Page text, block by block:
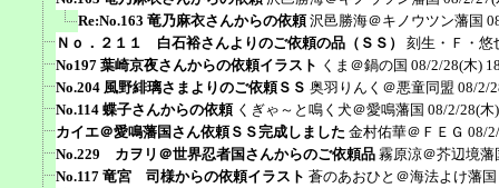
Re:No.163 竜乃麻衣さんからの依頼 沢邑勝海＠キノウツン藩国
Ｎｏ．２１１ 白石裕さんよりのご依頼の品（ＳＳ）
刻生・Ｆ・悠
No197 葉崎京夜さんからの依頼イラスト くま＠鍋の国 08/2/28(木)
No.204 風野緋璃さまよりのご依頼ＳＳ 奥羽りんく＠悪童同盟 08/2/
No.114 蝶子さんからの依頼 くぎゃ～と鳴く犬＠愛鳴藩国 08/2/28(木
カイエ＠愛鳴藩国さん依頼ＳＳ完成しました 金村佑華＠ＦＥＧ 08/
No.229 カヲリ＠世界忍者国さんからのご依頼品 霧原涼＠芥辺境藩
No.117 竜宮 司様からの依頼イラスト 蒼のあおひと＠海法よけ藩国